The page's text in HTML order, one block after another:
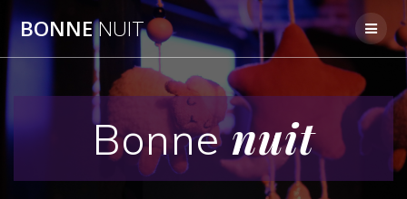
Passer
au
contenu
BONNENUIT
Bonnenuit